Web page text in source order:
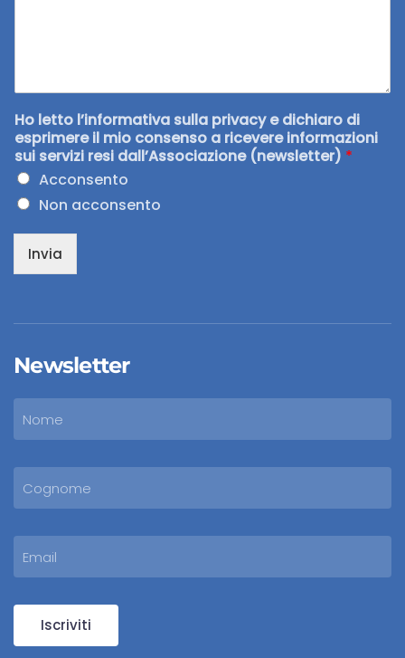
Ho letto l’informativa sulla privacy e dichiaro di
esprimere il mio consenso a ricevere informazioni
sui servizi resi dall’Associazione (newsletter) *
Acconsento
Non acconsento
Invia
Newsletter
Iscriviti